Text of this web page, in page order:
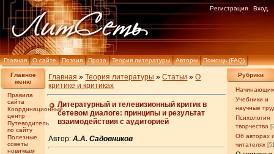
Главная О сайте Поэзия Проза Теория литературы Авторы Помощь (FAQ)
Регистрация Вход
Главное
меню
Правила
сайта
Координационный
центр
Путеводитель
по сайту
Полезные
советы
новичкам
Рубрики
Учебники и
научные
Психология
творчества
Об авторах
читателях
Главная »Теория литературы »Статьи »О
критике и критиках
Литературный и телевизионный критик в
сетевом диалоге: принципы и результат
взаимодействия с аудиторией
Автор:А.А. Садовников